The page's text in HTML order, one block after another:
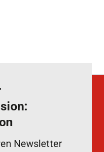
Newsletter